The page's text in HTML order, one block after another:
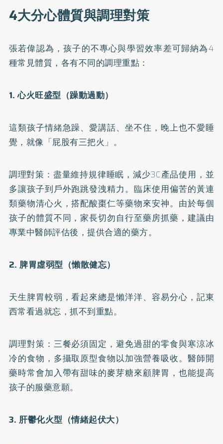
4大分心體質與調理對策
張若偉認為，孩子的不專心與學習效率差可歸納為4
種常見體質，各有不同的調理重點：
1. 心火旺盛型（躁動過動）
這類孩子情緒急躁、愛講話、坐不住，晚上也不愛睡
覺，就像「屁股有三把火」。
調理對策：盡量維持規律睡眠，減少3C產品使用，並
多讓孩子到戶外跑跳發洩精力。臨床使用偏苦的黃連
類藥物清心火，搭配酸棗仁等藥物來安神。由於每個
孩子的體質不同，家長切勿自行至藥房抓藥，建議由
專業中醫師評估後，提供合適的藥方。
2. 脾胃虛弱型（懶散健忘）
天生脾胃較弱，看起來總是懶洋洋、容易分心，記東
西常看過就忘，抓不到重點。
調理對策：三餐必須固定，避免過甜的零食與寒涼冰
冷的食物，多攝取原型食物以加強營養吸收。醫師開
藥時常會加入帶有甜味的麥芽糖來顧脾胃，也能提高
孩子的服藥意願。
3. 肝鬱化火型（情緒起伏大）